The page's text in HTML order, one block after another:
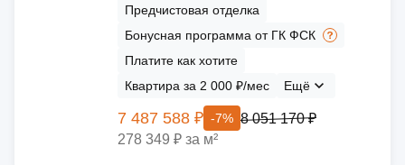
Предчистовая отделка
Бонусная программа от ГК ФСК
Платите как хотите
Квартира за 2 000 ₽/мес
Ещё
7 487 588 ₽ -7% 8 051 170 ₽
278 349 ₽ за м²